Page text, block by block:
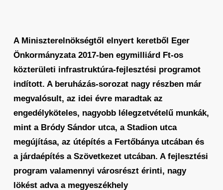
A Miniszterelnökségtől elnyert keretből Eger
Önkormányzata 2017-ben egymilliárd Ft-os
közterületi infrastruktúra-fejlesztési programot
indított. A beruházás-sorozat nagy részben már
megvalósult, az idei évre maradtak az
engedélyköteles, nagyobb lélegzetvételű munkák,
mint a Bródy Sándor utca, a Stadion utca
megújítása, az útépítés a Fertőbánya utcában és
a járdaépítés a Szövetkezet utcában. A fejlesztési
program valamennyi városrészt érinti, nagy
lökést adva a megyeszékhely